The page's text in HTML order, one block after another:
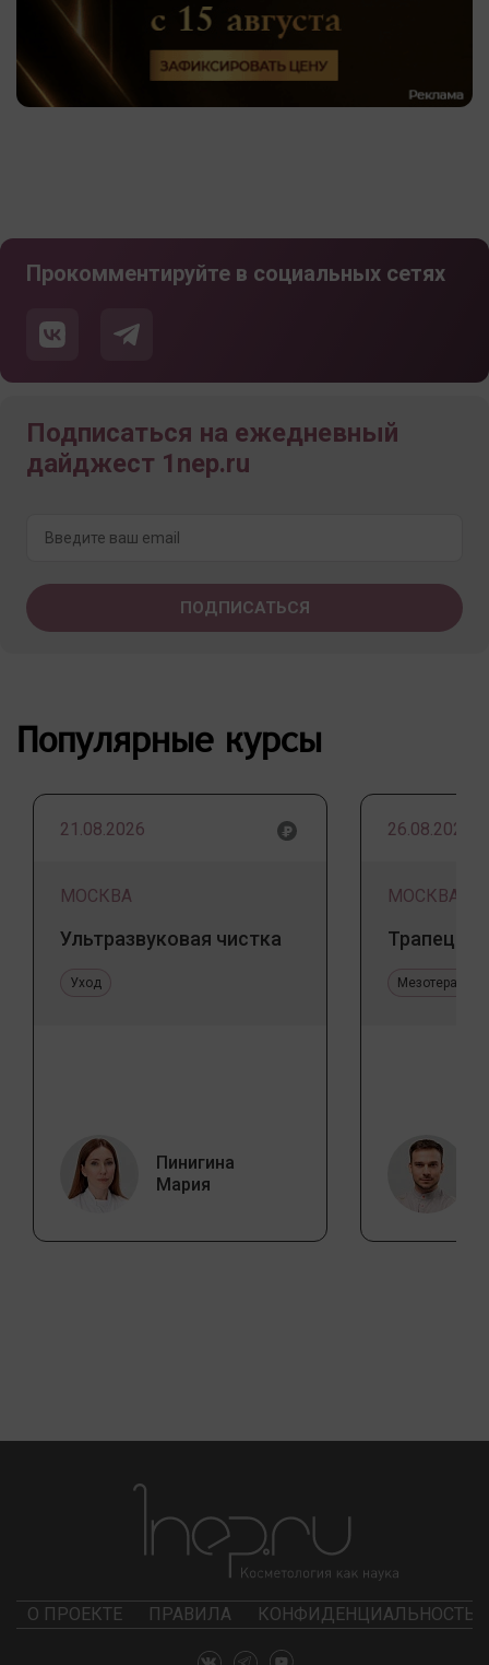
Прокомментируйте в социальных сетях
Подписаться на ежедневный
дайджест 1nep.ru
Популярные курсы
21.08.2026
МОСКВА
Ультразвуковая чистка
Уход
Пинигина
Мария
26.08.2026
МОСКВА
Трапеция
Мезотерапия
О ПРОЕКТЕ ПРАВИЛА КОНФИДЕНЦИАЛЬНОСТЬ